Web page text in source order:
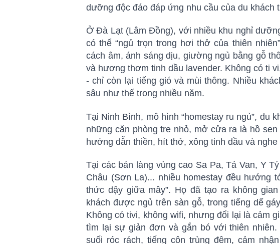
dưỡng độc đáo đáp ứng nhu cầu của du khách
Ở Đà Lạt (Lâm Đồng), với nhiều khu nghỉ
có thể “ngủ trọn trong hơi thở của thiên
cách âm, ánh sáng dịu, giường ngủ bằng gỗ
và hương thơm tinh dầu lavender. Không có ti
- chỉ còn lại tiếng gió và mùi thông. Nhiều
sâu như thế trong nhiều năm.
Tại Ninh Bình, mô hình “homestay ru ngủ”, du
những căn phòng tre nhỏ, mở cửa ra là hồ
hướng dẫn thiền, hít thở, xông tinh dầu và nghe
Tại các bản làng vùng cao Sa Pa, Tả Van, Y
Châu (Sơn La)... nhiều homestay đều hướng
thức dậy giữa mây”. Họ đã tạo ra không
khách được ngủ trên sàn gỗ, trong tiếng dế
Không có tivi, không wifi, nhưng đổi lại là cảm
tìm lại sự giản đơn và gắn bó với thiên
suối róc rách, tiếng côn trùng đêm, cảm